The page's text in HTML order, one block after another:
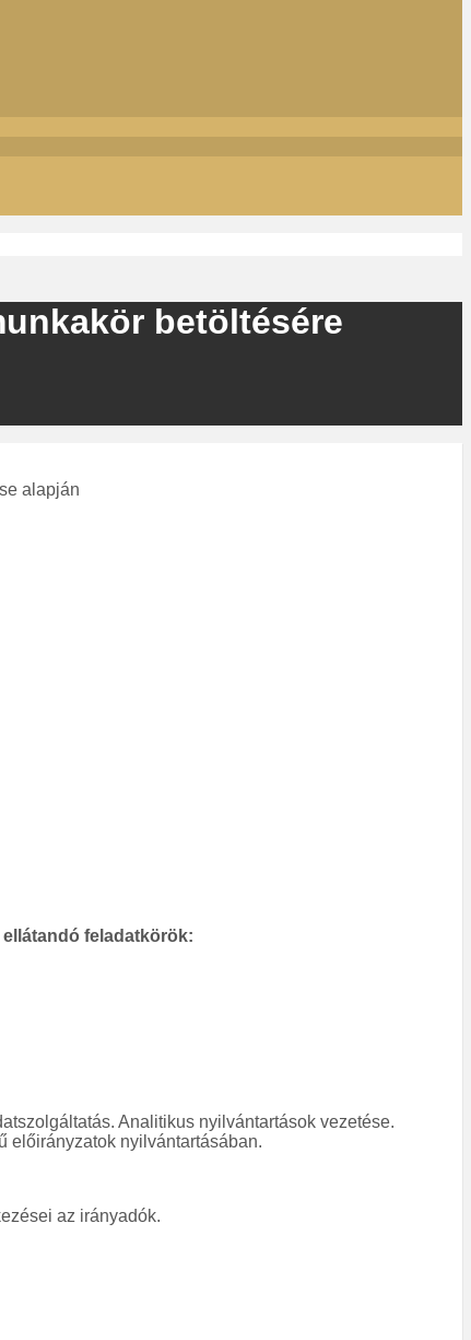
betöltésére
alapján
feladatkörök:
Analitikus nyilvántartások vezetése.
előirányzatok nyilvántartásában.
az irányadók.